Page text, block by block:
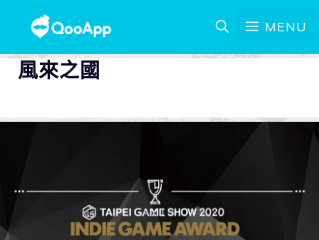
MENU
風來之國